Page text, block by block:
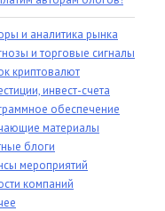
и аналитика рынка
и торговые сигналы
криптовалют
инвест-счета
обеспечение
материалы
блоги
мероприятий
компаний